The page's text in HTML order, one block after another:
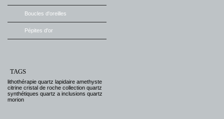
Boucles d'oreilles
Pépites d'or
TAGS
lithothérapie quartz lapidaire amethyste
citrine cristal de roche collection quartz
synthétiques quartz a inclusions quartz
morion